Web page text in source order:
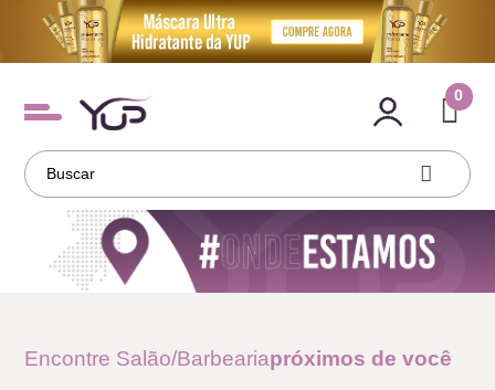
0
Encontre Salão/Barbeariapróximos de você